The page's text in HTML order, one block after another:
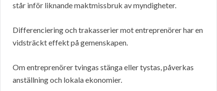
står inför liknande maktmissbruk av myndigheter.
Differenciering och trakasserier mot entreprenörer har en
vidsträckt effekt på gemenskapen.
Om entreprenörer tvingas stänga eller tystas, påverkas
anställning och lokala ekonomier.